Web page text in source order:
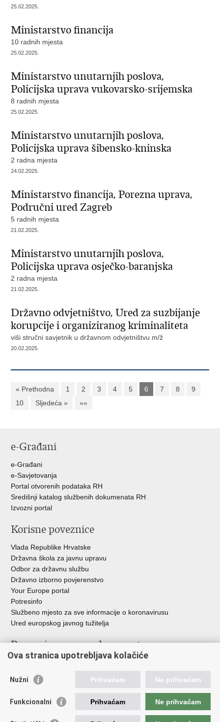
25.02.2025.
Ministarstvo financija
10 radnih mjesta
25.02.2025.
Ministarstvo unutarnjih poslova,
Policijska uprava vukovarsko-srijemska
8 radnih mjesta
25.02.2025.
Ministarstvo unutarnjih poslova,
Policijska uprava šibensko-kninska
2 radna mjesta
24.02.2025.
Ministarstvo financija, Porezna uprava,
Područni ured Zagreb
5 radnih mjesta
21.02.2025.
Ministarstvo unutarnjih poslova,
Policijska uprava osječko-baranjska
2 radna mjesta
21.02.2025.
Državno odvjetništvo, Ured za suzbijanje
korupcije i organiziranog kriminaliteta
viši stručni savjetnik u državnom odvjetništvu m/ž
20.02.2025.
« Prethodna 1 2 3 4 5 6 7 8
9
10
Sljedeća » »»
e-Građani
e-Građani
e-Savjetovanja
Portal otvorenih podataka RH
Središnji katalog službenih dokumenata RH
Izvozni portal
Korisne poveznice
Vlada Republike Hrvatske
Državna škola za javnu upravu
Odbor za državnu službu
Državno izborno povjerenstvo
Your Europe portal
Potresinfo
Službeno mjesto za sve informacije o koronavirusu
Ured europskog javnog tužitelja
Poveznice pravosudnog sustava
Državno odvjetništvo
Ured za suzbijanje korupcije i organiziranog kriminaliteta
Državnoodvjetničko vijeće
Ova stranica upotrebljava kolačiće
Nužni Prihvaćam Ne prihvaćam
Funkcionalni Prihvaćam Ne prihvaćam